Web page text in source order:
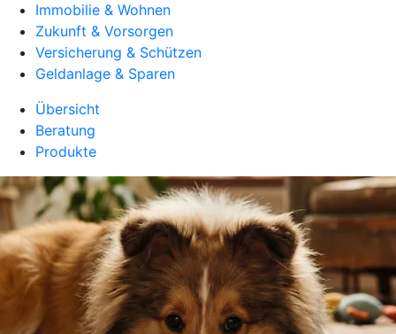
Immobilie & Wohnen
Zukunft & Vorsorgen
Versicherung & Schützen
Geldanlage & Sparen
Übersicht
Beratung
Produkte